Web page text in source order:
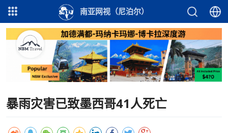
南亚网视（尼泊尔）
暴雨灾害已致墨西哥41人死亡